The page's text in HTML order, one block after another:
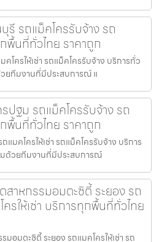
รี รถแม็คโครรับจ้าง รถ
พื้นที่ทั่วไทย ราคาถูก
โครให้เช่า รถแม็คโครรับจ้าง บริการทั่ว
วยทีมงานที่มีประสบการณ์ แ
รปฐม รถแม็คโครรับจ้าง รถ
พื้นที่ทั่วไทย ราคาถูก
แมคโครให้เช่า รถแม็คโครรับจ้าง บริการ
มด้วยทีมงานที่มีประสบการณ์
าหกรรมอมตะซิตี้ ระยอง รถ
รให้เช่า บริการทุกพื้นที่ทั่วไทย
อมตะซิตี้ ระยอง รถแมคโครให้เช่า รถ